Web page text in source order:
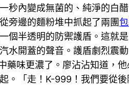
內變成無菌的、純淨的白
旁邊的麵粉堆中抓起了兩團
半透明的防禦護盾。這就
開蓋的聲音。護盾劇烈震
味更濃了。廖沾沾知道，
。「走！K-999！我們要從